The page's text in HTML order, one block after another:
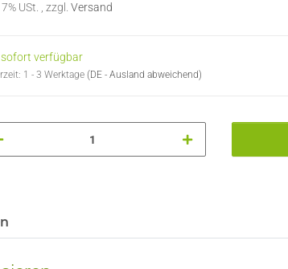
USt. , zzgl. Versand
sofort verfügbar
1 - 3 Werktage (DE - Ausland abweichend)